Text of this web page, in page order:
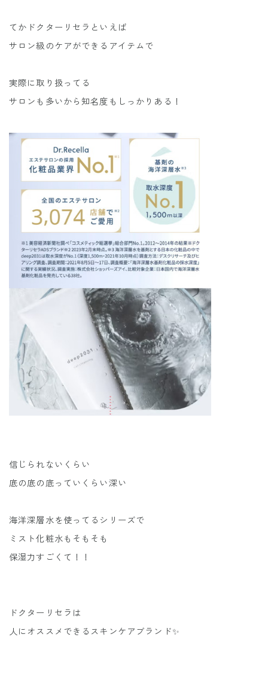
てかドクターリセラといえば
サロン級のケアができるアイテムで
実際に取り扱ってる
サロンも多いから知名度もしっかりある！
信じられないくらい
底の底の底っていくらい深い
海洋深層水を使ってるシリーズで
ミスト化粧水もそもそも
保湿力すごくて！！
ドクターリセラは
人にオススメできるスキンケアブランド✨